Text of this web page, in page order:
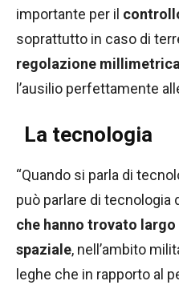
importante per il
soprattutto in caso di
regolazione millimetrica
l’ausilio perfettamente
La tecnologia
“Quando si parla di
può parlare di tecnologia
che hanno trovato
spaziale, nell’ambito
leghe che in rapporto al